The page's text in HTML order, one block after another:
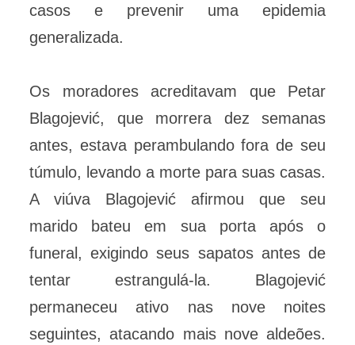
casos e prevenir uma epidemia
generalizada.
Os moradores acreditavam que Petar
Blagojević, que morrera dez semanas
antes, estava perambulando fora de seu
túmulo, levando a morte para suas casas.
A viúva Blagojević afirmou que seu
marido bateu em sua porta após o
funeral, exigindo seus sapatos antes de
tentar estrangulá-la. Blagojević
permaneceu ativo nas nove noites
seguintes, atacando mais nove aldeões.